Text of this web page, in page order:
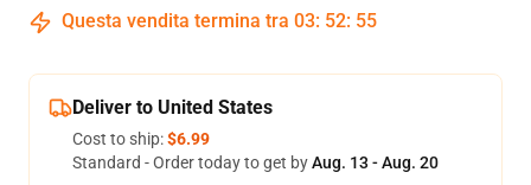
Questa vendita termina tra 03: 52: 54
Deliver to United States
Cost to ship:$6.99
Standard - Order today to get byAug. 13 - Aug. 20